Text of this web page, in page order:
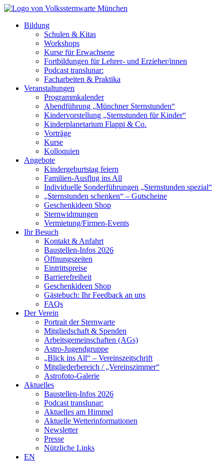
Bildung
Schulen & Kitas
Workshops
Kurse für Erwachsene
Fortbildungen für Lehrer- und Erzieher/innen
Podcast translunar:
Facharbeiten & Praktika
Veranstaltungen
Programmkalender
Abendführung „Münchner Sternstunden“
Kindervorstellung „Sternstunden für Kinder“
Kinderplanetarium Flappi & Co.
Vorträge
Kurse
Kolloquien
Angebote
Kindergeburtstag feiern
Familien-Ausflug ins All
Individuelle Sonderführungen „Sternstunden spezial“
„Sternstunden schenken“ – Gutscheine
Geschenkideen Shop
Sternwidmungen
Vermietung/Firmen-Events
Ihr Besuch
Kontakt & Anfahrt
Baustellen-Infos 2026
Öffnungszeiten
Eintrittspreise
Barrierefreiheit
Geschenkideen Shop
Gästebuch: Ihr Feedback an uns
FAQs
Der Verein
Portrait der Sternwarte
Mitgliedschaft & Spenden
Arbeitsgemeinschaften (AGs)
Astro-Jugendgruppe
„Blick ins All“ – Vereinszeitschrift
Mitgliederbereich / „Vereinszimmer“
Astrofoto-Galerie
Aktuelles
Baustellen-Infos 2026
Podcast translunar:
Aktuelles am Himmel
Aktuelle Wetterinformationen
Newsletter
Presse
Nützliche Links
EN